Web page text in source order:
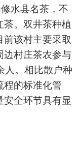
水县名茶，不
茶。双井茶种植
前该村主要采取
边村庄茶农参与
人。相比散户种
程的标准化管
安全环节具有显